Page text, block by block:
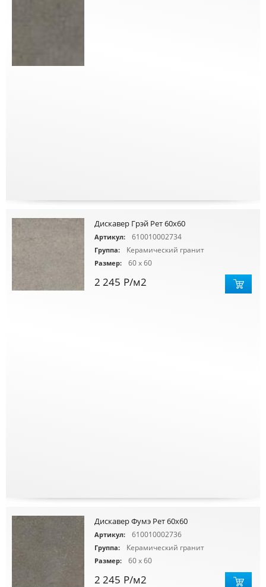
Дискавер Грэй Рет 60х60
Артикул: 610010002734
Группа: Керамический гранит
Размер: 60 x 60
2 245 Р/м2
Дискавер Фумэ Рет 60х60
Артикул: 610010002736
Группа: Керамический гранит
Размер: 60 x 60
2 245 Р/м2